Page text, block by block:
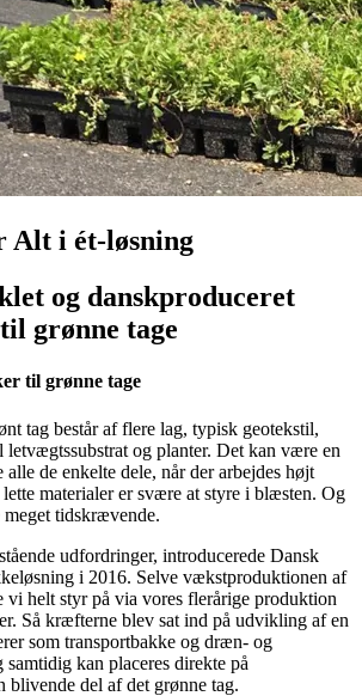
Alt i ét-løsning
og danskproduceret
grønne tage
til grønne tage
tag består af flere lag, typisk geotekstil,
letvægtssubstrat og planter. Det kan være en
de enkelte dele, når der arbejdes højt
materialer er svære at styre i blæsten. Og
tidskrævende.
udfordringer, introducerede Dansk
i 2016. Selve vækstproduktionen af
vi helt styr på via vores flerårige produktion
Så kræfterne blev sat ind på udvikling af en
som transportbakke og dræn- og
kan placeres direkte på
blivende del af det grønne tag.